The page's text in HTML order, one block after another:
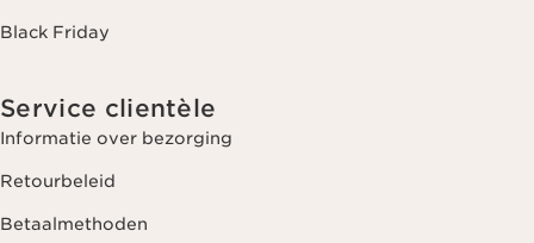
Black Friday
Service clientèle
Informatie over bezorging
Retourbeleid
Betaalmethoden